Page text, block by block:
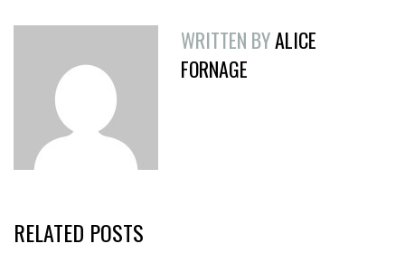
WRITTEN BYALICE
FORNAGE
RELATED POSTS